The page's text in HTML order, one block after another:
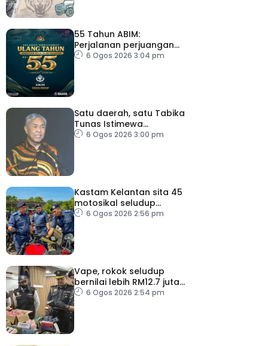
55 Tahun ABIM:
Perjalanan perjuangan
berteraskan jati diri
6 Ogos 2026 3:04 pm
Satu daerah, satu Tabika
Tunas Istimewa
menjelang 2027 – TPM
6 Ogos 2026 3:00 pm
Kastam Kelantan sita 45
motosikal seludup
bernilai RM3.6 juta
6 Ogos 2026 2:56 pm
Vape, rokok seludup
bernilai lebih RM12.7 juta
dirampas di Selangor
6 Ogos 2026 2:54 pm